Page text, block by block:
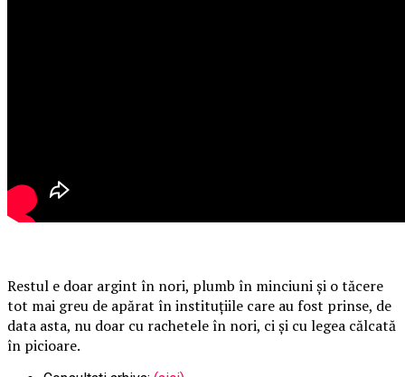
Restul e doar argint în nori, plumb în minciuni și o tăcere
tot mai greu de apărat în instituțiile care au fost prinse, de
data asta, nu doar cu rachetele în nori, ci și cu legea călcată
în picioare.